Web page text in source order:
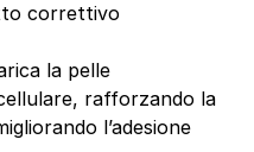
correttivo
la pelle
rafforzando la
l’adesione